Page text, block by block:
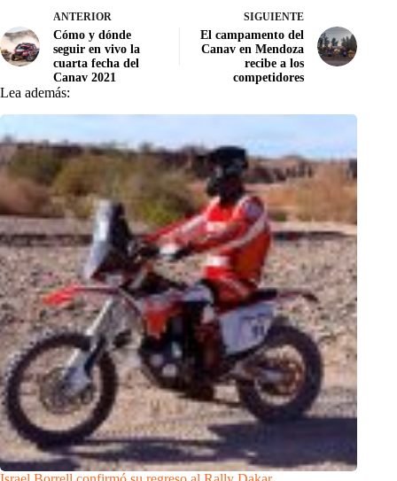
ANTERIOR
Cómo y dónde
seguir en vivo la
cuarta fecha del
Canav 2021
SIGUIENTE
El campamento del
Canav en Mendoza
recibe a los
competidores
Lea además: